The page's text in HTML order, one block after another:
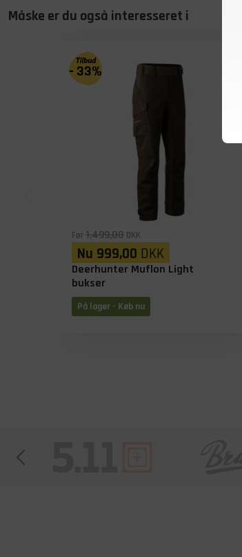
Måske er du også interesseret i
- 33%
Før1.499,00 DKK
Nu 999,00 DKK
Deerhunter Muflon Light
bukser
På lager - Køb nu